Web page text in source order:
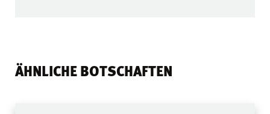
ÄHNLICHE BOTSCHAFTEN